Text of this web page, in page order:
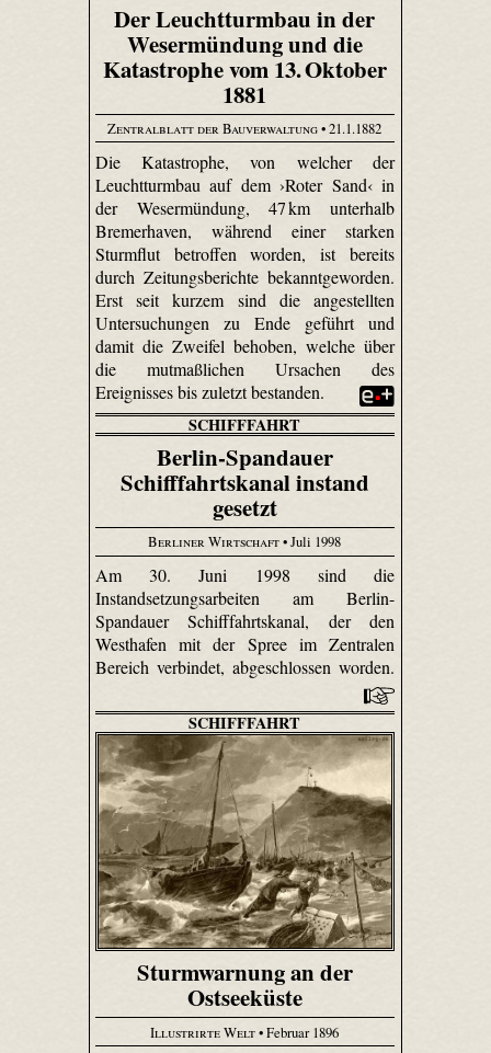
Der Leuchtturmbau in der
Wesermündung und die
Katastrophe vom 13. Oktober
1881
Zentralblatt der Bauverwaltung• 21.1.1882
Die Katastrophe, von welcher der
Leuchtturmbau auf dem ›Roter Sand‹ in
der Wesermündung, 47 km unterhalb
Bremerhaven, während einer starken
Sturmflut betroffen worden, ist bereits
durch Zeitungsberichte bekanntgeworden.
Erst seit kurzem sind die angestellten
Untersuchungen zu Ende geführt und
damit die Zweifel behoben, welche über
die mutmaßlichen Ursachen des
Ereignisses bis zuletzt bestanden.
SCHIFFFAHRT
Berlin-Spandauer
Schifffahrtskanal instand
gesetzt
Berliner Wirtschaft• Juli 1998
Am 30. Juni 1998 sind die
Instandsetzungsarbeiten am Berlin-
Spandauer Schifffahrtskanal, der den
Westhafen mit der Spree im Zentralen
Bereich verbindet, abgeschlossen worden.
SCHIFFFAHRT
Sturmwarnung an der
Ostseeküste
Illustrirte Welt• Februar 1896